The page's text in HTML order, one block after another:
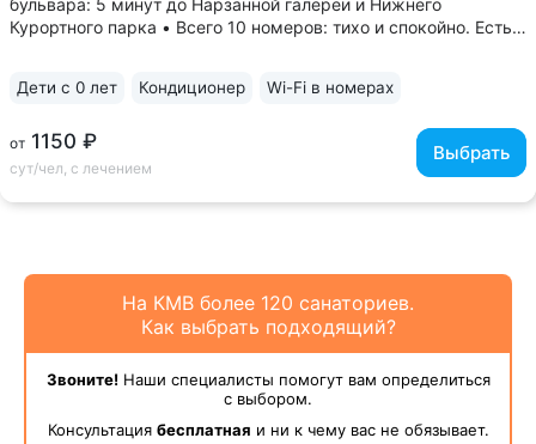
бульвара: 5 минут до Нарзанной галереи и Нижнего
Курортного парка • Всего 10 номеров: тихо и спокойно. Есть
медицинских наук:...
от 1150 ₽
сут/чел, с лечением
Выбрать
Дети с 0 лет Кондиционер Wi-Fi в номерах
На КМВ более 120 санаториев.
Как выбрать подходящий?
Звоните!Наши специалисты помогут вам определиться
с выбором.
Консультация бесплатная и ни к чему вас не обязывает.